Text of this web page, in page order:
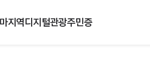
지역디지털관광주민증